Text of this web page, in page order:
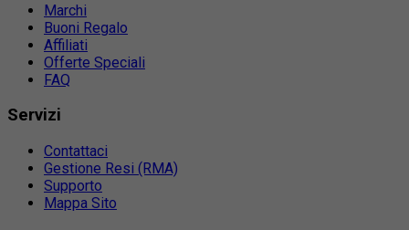
Marchi
Buoni Regalo
Affiliati
Offerte Speciali
FAQ
Servizi
Contattaci
Gestione Resi (RMA)
Supporto
Mappa Sito